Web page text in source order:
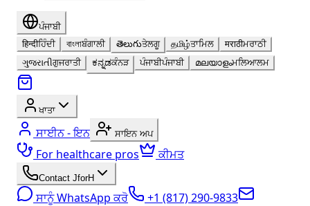
ਪੰਜਾਬੀ
हिन्दीਹਿੰਦੀ বাংলাਬੰਗਾਲੀ తెలుగుਤੇਲਗੂ தமிழ்ਤਾਮਿਲ मराठीਮਰਾਠੀ
ગુજરાતીਗੁਜਰਾਤੀ ಕನ್ನಡਕੰਨੜ ਪੰਜਾਬੀਪੰਜਾਬੀ മലയാളംਮਲਿਆਲਮ
ਖਾਤਾ
ਸਾਈਨ - ਇਨ ਸਾਇਨ ਅਪ
For healthcare pros ਕੀਮਤ
Contact JforH
ਸਾਨੂੰ WhatsApp ਕਰੋ
+1 (817) 290-9833